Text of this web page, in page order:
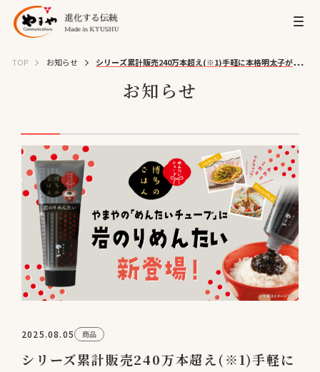
TOP お知らせ
シリーズ累計販売240万本超え(※1)手軽に本格明太子が楽し
めるやまやの「めんたいチューブ」から新フレーバー『博多のごはん 岩のりめんた
お知らせ
2025.08.05 商品
シリーズ累計販売240万本超え(※1)手軽に